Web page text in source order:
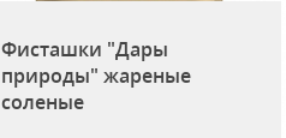
Фисташки "Дары
природы" жареные
соленые